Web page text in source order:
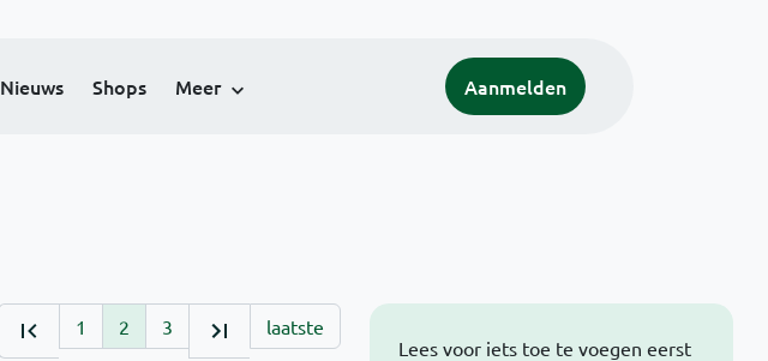
Nieuws Shops Meer Aanmelden
Lees voor iets toe te voegen eerst
1 2 3 laatste